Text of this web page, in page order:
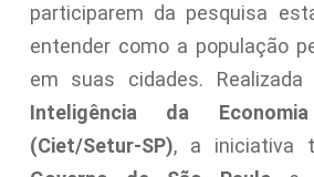
participarem da pesquisa
entender como a população
em suas cidades. Realizada
Inteligência da
(Ciet/Setur-SP), a iniciativa